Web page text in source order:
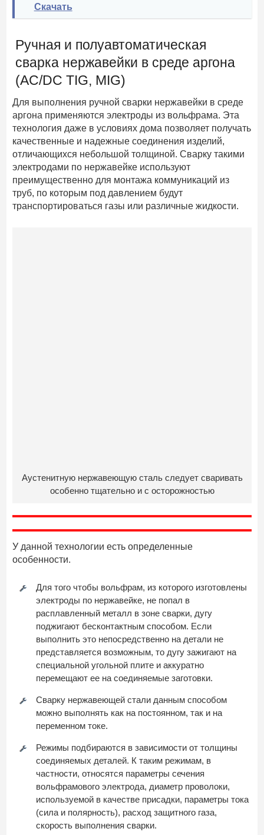
Скачать
Ручная и полуавтоматическая
сварка нержавейки в среде аргона
(AC/DC TIG, MIG)
Для выполнения ручной сварки нержавейки в среде
аргона применяются электроды из вольфрама. Эта
технология даже в условиях дома позволяет получать
качественные и надежные соединения изделий,
отличающихся небольшой толщиной. Сварку такими
электродами по нержавейке используют
преимущественно для монтажа коммуникаций из
труб, по которым под давлением будут
транспортироваться газы или различные жидкости.
Аустенитную нержавеющую сталь следует сваривать
особенно тщательно и с осторожностью
У данной технологии есть определенные
особенности.
Для того чтобы вольфрам, из которого изготовлены
электроды по нержавейке, не попал в
расплавленный металл в зоне сварки, дугу
поджигают бесконтактным способом. Если
выполнить это непосредственно на детали не
представляется возможным, то дугу зажигают на
специальной угольной плите и аккуратно
перемещают ее на соединяемые заготовки.
Сварку нержавеющей стали данным способом
можно выполнять как на постоянном, так и на
переменном токе.
Режимы подбираются в зависимости от толщины
соединяемых деталей. К таким режимам, в
частности, относятся параметры сечения
вольфрамового электрода, диаметр проволоки,
используемой в качестве присадки, параметры тока
(сила и полярность), расход защитного газа,
скорость выполнения сварки.